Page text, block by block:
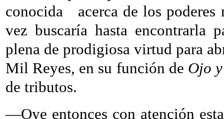
conocida
acerca de los
vez buscaría hasta encontrarla
plena de prodigiosa virtud para
Mil Reyes, en su función de Ojo
de tributos.
—Oye entonces con atención